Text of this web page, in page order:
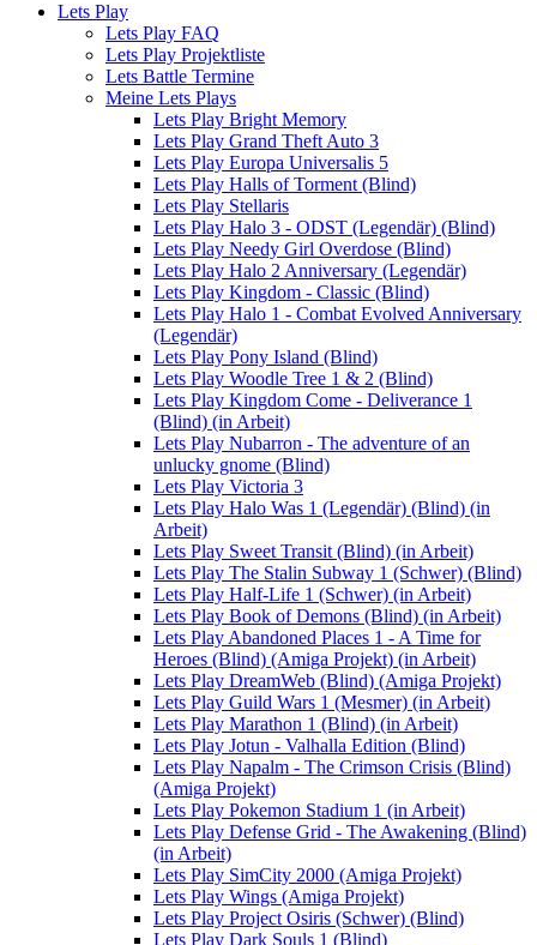
Lets Play
Lets Play FAQ
Lets Play Projektliste
Lets Battle Termine
Meine Lets Plays
Lets Play Bright Memory
Lets Play Grand Theft Auto 3
Lets Play Europa Universalis 5
Lets Play Halls of Torment (Blind)
Lets Play Stellaris
Lets Play Halo 3 - ODST (Legendär) (Blind)
Lets Play Needy Girl Overdose (Blind)
Lets Play Halo 2 Anniversary (Legendär)
Lets Play Kingdom - Classic (Blind)
Lets Play Halo 1 - Combat Evolved Anniversary
(Legendär)
Lets Play Pony Island (Blind)
Lets Play Woodle Tree 1 & 2 (Blind)
Lets Play Kingdom Come - Deliverance 1
(Blind) (in Arbeit)
Lets Play Nubarron - The adventure of an
unlucky gnome (Blind)
Lets Play Victoria 3
Lets Play Halo Was 1 (Legendär) (Blind) (in
Arbeit)
Lets Play Sweet Transit (Blind) (in Arbeit)
Lets Play The Stalin Subway 1 (Schwer) (Blind)
Lets Play Half-Life 1 (Schwer) (in Arbeit)
Lets Play Book of Demons (Blind) (in Arbeit)
Lets Play Abandoned Places 1 - A Time for
Heroes (Blind) (Amiga Projekt) (in Arbeit)
Lets Play DreamWeb (Blind) (Amiga Projekt)
Lets Play Guild Wars 1 (Mesmer) (in Arbeit)
Lets Play Marathon 1 (Blind) (in Arbeit)
Lets Play Jotun - Valhalla Edition (Blind)
Lets Play Napalm - The Crimson Crisis (Blind)
(Amiga Projekt)
Lets Play Pokemon Stadium 1 (in Arbeit)
Lets Play Defense Grid - The Awakening (Blind)
(in Arbeit)
Lets Play SimCity 2000 (Amiga Projekt)
Lets Play Wings (Amiga Projekt)
Lets Play Project Osiris (Schwer) (Blind)
Lets Play Dark Souls 1 (Blind)